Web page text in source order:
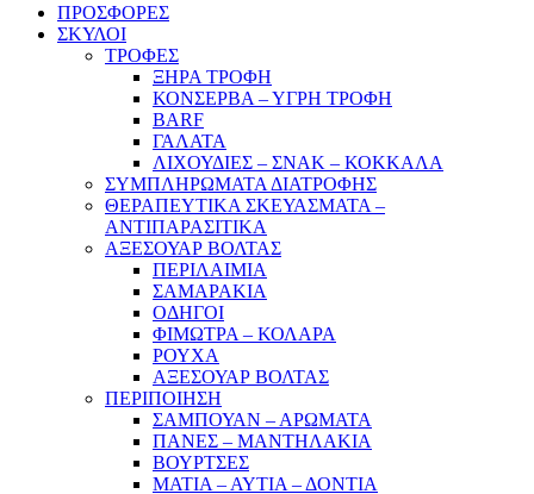
ΠΡΟΣΦΟΡΕΣ
ΣΚΥΛΟΙ
ΤΡΟΦΕΣ
ΞΗΡΑ ΤΡΟΦΗ
ΚΟΝΣΕΡΒΑ – ΥΓΡΗ ΤΡΟΦΗ
BARF
ΓΑΛΑΤΑ
ΛΙΧΟΥΔΙΕΣ – ΣΝΑΚ – ΚΟΚΚΑΛΑ
ΣΥΜΠΛΗΡΩΜΑΤΑ ΔΙΑΤΡΟΦΗΣ
ΘΕΡΑΠΕΥΤΙΚΑ ΣΚΕΥΑΣΜΑΤΑ –
ΑΝΤΙΠΑΡΑΣΙΤΙΚΑ
ΑΞΕΣΟΥΑΡ ΒΟΛΤΑΣ
ΠΕΡΙΛΑΙΜΙΑ
ΣΑΜΑΡΑΚΙΑ
ΟΔΗΓΟΙ
ΦΙΜΩΤΡΑ – ΚΟΛΑΡΑ
ΡΟΥΧΑ
ΑΞΕΣΟΥΑΡ ΒΟΛΤΑΣ
ΠΕΡΙΠΟΙΗΣΗ
ΣΑΜΠΟΥΑΝ – ΑΡΩΜΑΤΑ
ΠΑΝΕΣ – ΜΑΝΤΗΛΑΚΙΑ
ΒΟΥΡΤΣΕΣ
ΜΑΤΙΑ – ΑΥΤΙΑ – ΔΟΝΤΙΑ